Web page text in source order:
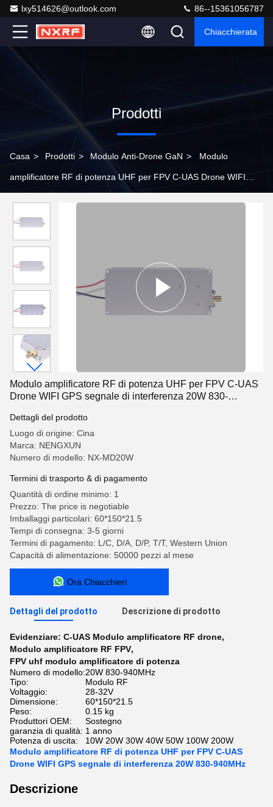
lxy514626@outlook.com 86--15361056787
Chiacchierata
Prodotti
Casa > Prodotti > Modulo Anti-Drone GaN > Modulo
amplificatore RF di potenza UHF per FPV C-UAS Drone WIFI
Modulo amplificatore RF di potenza UHF per FPV C-UAS
Drone WIFI GPS segnale di interferenza 20W 830-
Dettagli del prodotto
Luogo di origine: Cina
Marca: NENGXUN
Numero di modello: NX-MD20W
Termini di trasporto & di pagamento
Quantità di ordine minimo: 1
Prezzo: The price is negotiable
Imballaggi particolari: 60*150*21.5
Tempi di consegna: 3-5 giorni
Termini di pagamento: L/C, D/A, D/P, T/T, Western Union
Capacità di alimentazione: 50000 pezzi al mese
Ora Chiacchieri
Dettagli del prodotto Descrizione di prodotto
Evidenziare: C-UAS Modulo amplificatore RF drone,
Modulo amplificatore RF FPV,
FPV uhf modulo amplificatore di potenza
Numero di modello:20W 830-940MHz
Tipo:
Modulo RF
Voltaggio:
28-32V
Dimensione:
60*150*21.5
Peso:
0.15 kg
Produttori OEM:
Sostegno
garanzia di qualità: 1 anno
Potenza di uscita:
10W 20W 30W 40W 50W 100W 200W
Modulo amplificatore RF di potenza UHF per FPV C-UAS
Drone WIFI GPS segnale di interferenza 20W 830-940MHz
Descrizione